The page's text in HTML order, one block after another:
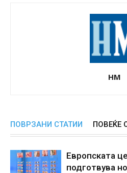
НМ
ПОВРЗАНИ СТАТИИ ПОВЕЌЕ
Европската
подготвува